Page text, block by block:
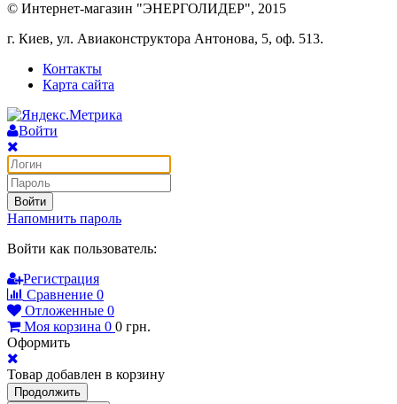
© Интернет-магазин "ЭНЕРГОЛИДЕР", 2015
г. Киев, ул. Авиаконструктора Антонова, 5, оф. 513.
Контакты
Карта сайта
Войти
Войти
Напомнить пароль
Войти как пользователь:
Регистрация
Сравнение 0
Отложенные 0
Моя корзина 0 0 грн.
Оформить
Товар добавлен в корзину
Продолжить